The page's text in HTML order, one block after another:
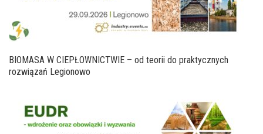
BIOMASA W CIEPŁOWNICTWIE – od teorii do praktycznych
rozwiązań Legionowo